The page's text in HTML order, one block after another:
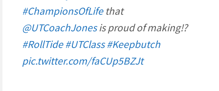
#ChampionsOfLifethat
@UTCoachJonesis proud of making⁉️
#RollTide #UTClass #Keepbutch
pic.twitter.com/faCUp5BZJt